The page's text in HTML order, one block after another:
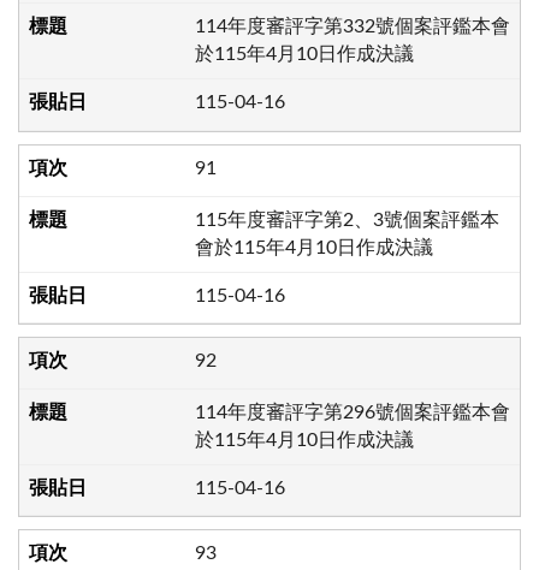
114年度審評字第332號個案評鑑本會
於115年4月10日作成決議
115-04-16
91
115年度審評字第2、3號個案評鑑本
會於115年4月10日作成決議
115-04-16
92
114年度審評字第296號個案評鑑本會
於115年4月10日作成決議
115-04-16
93